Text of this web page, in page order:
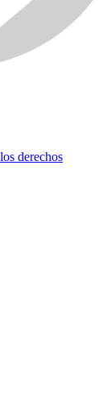
derechos